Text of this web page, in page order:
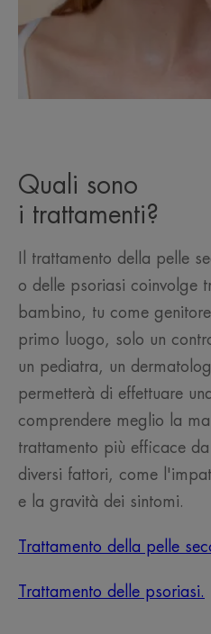
Quali sono
i trattamenti?
Il trattamento della pelle
o delle psoriasi coinvolge
bambino, tu come
primo luogo, solo un
un pediatra, un
permetterà di effettuare
comprendere meglio la
trattamento più efficace
diversi fattori, come
e la gravità dei sintomi.
Trattamento della pelle
Trattamento delle psoriasi.